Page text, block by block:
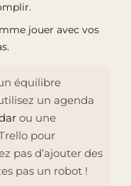
jouer avec vos
équilibre
un agenda
ou une
pour
pas d’ajouter des
pas un robot !